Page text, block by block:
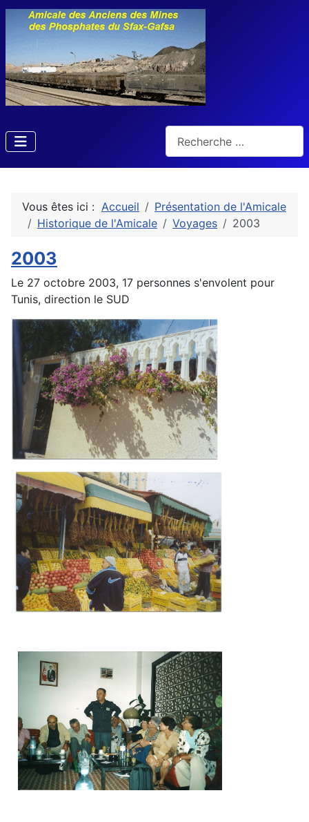
Vous êtes ici : Accueil
Présentation de l'Amicale
Historique de l'Amicale
Voyages 2003
2003
Le 27 octobre 2003, 17 personnes s'envolent pour
Tunis, direction le SUD